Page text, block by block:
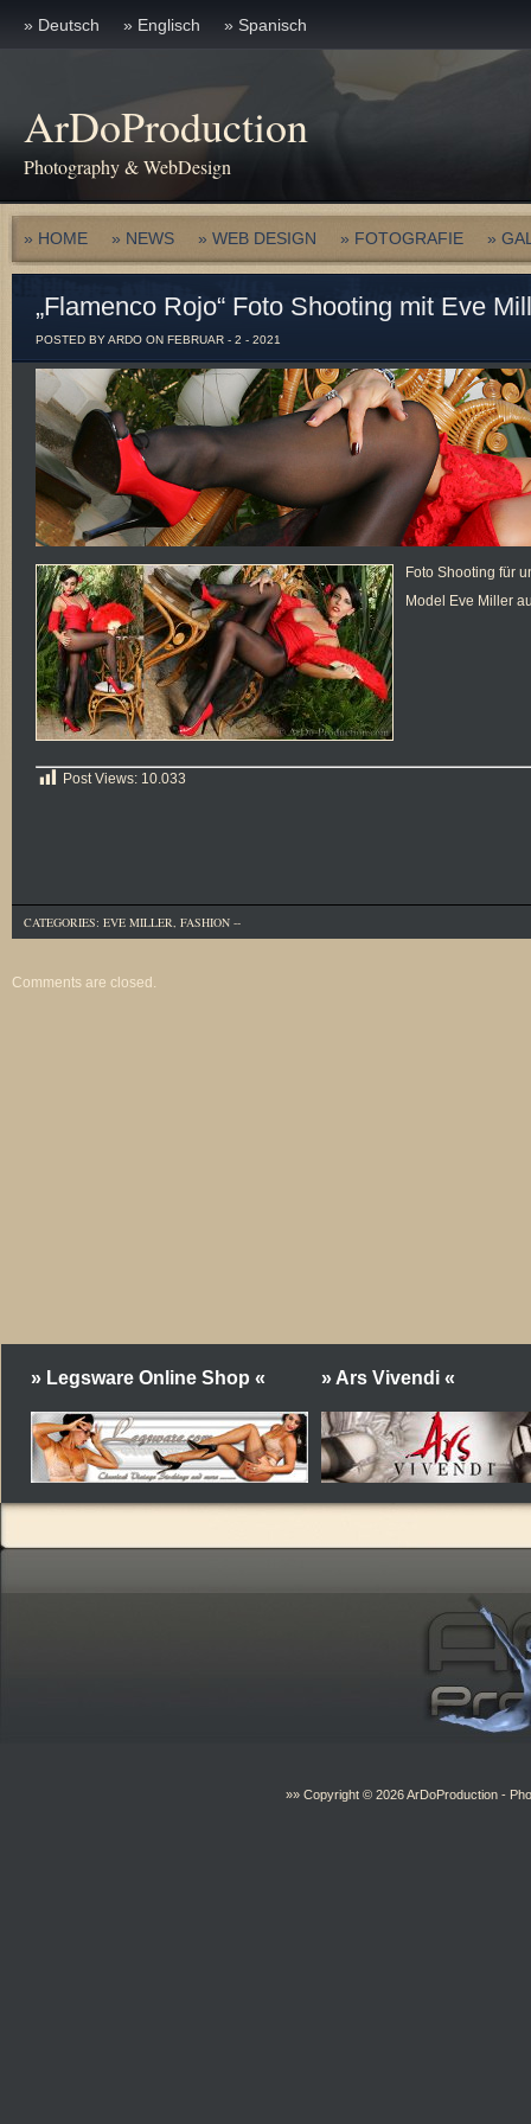
» Deutsch » Englisch » Spanisch
ArDoProduction
Photography & WebDesign
» HOME » NEWS » WEB DESIGN » FOTOGRAFIE »
„Flamenco Rojo“ Foto Shooting mit Eve
POSTED BY ARDO ON FEBRUAR - 2 - 2021
Foto Shooting für
Model Eve Miller
Post Views: 10.033
CATEGORIES: EVE MILLER, FASHION --
Comments are closed.
» Legsware Online Shop « » Ars Vivendi «
»» Copyright © 2026ArDoProduction -